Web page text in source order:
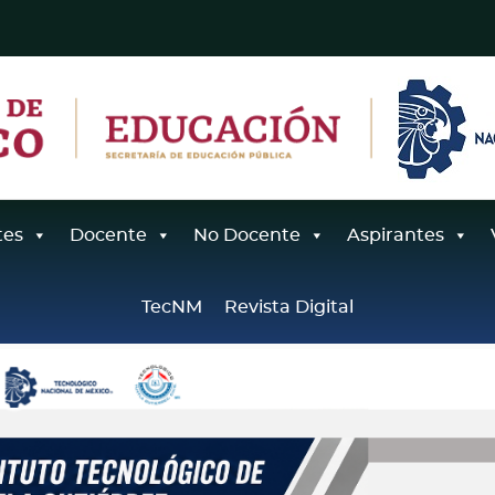
Docente No Docente Aspirantes
TecNM Revista Digital